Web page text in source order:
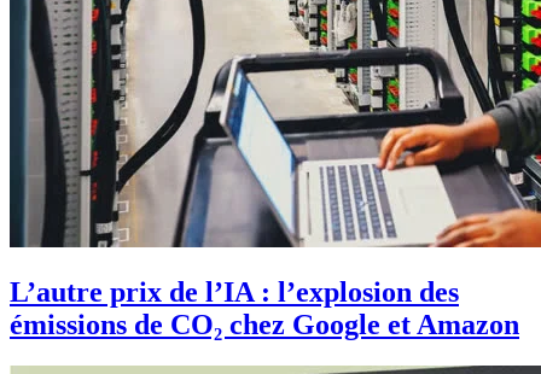
L’autre prix de l’IA : l’explosion des
émissions de CO₂ chez Google et Amazon